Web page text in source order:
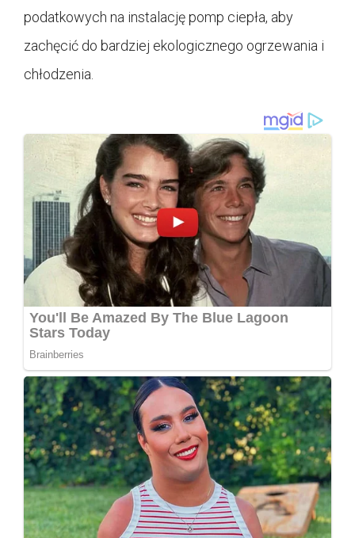
podatkowych na instalację pomp ciepła, aby
zachęcić do bardziej ekologicznego ogrzewania i
chłodzenia.